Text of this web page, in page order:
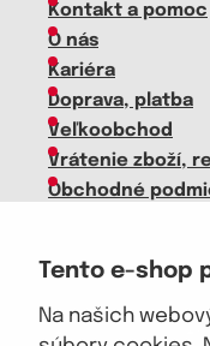
Tento e-shop
Na našich
Kontakt a pomoc
O nás
Kariéra
Doprava, platba
Veľkoobchod
Vrátenie zboží,
Obchodné
Staňte sa